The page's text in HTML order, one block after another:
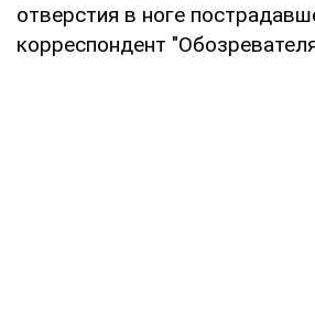
отверстия в ноге
корреспондент